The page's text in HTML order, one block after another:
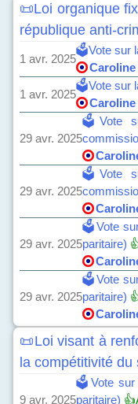
📜Loi organique
république anti-
1 avr. 2025
🗳️Vote sur
1 avr. 2025
🗳️Vote sur
29 avr. 2025
🗳️Vote
29 avr. 2025
🗳️Vote
29 avr. 2025
🗳️Vote
paritaire)
29 avr. 2025
🗳️Vote
paritaire)
📜Loi visant à
la compétitivité
9 avr. 2025
🗳️Vote sur
paritaire)